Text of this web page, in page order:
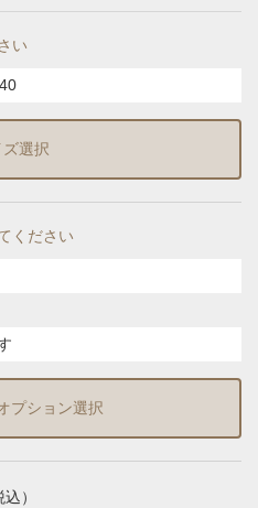
い
選択
ください
プション選択
込）